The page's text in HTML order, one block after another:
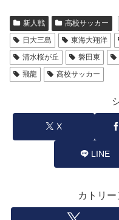
新人戦 高校サッカー
日大三島
東海大翔洋
清水桜が丘
磐田東
飛龍
高校サッカー
X
LINE
カトリ